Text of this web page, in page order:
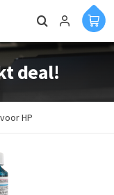
deal!
HP